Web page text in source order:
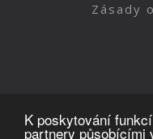
K poskytování
partnery působícími
Zásady